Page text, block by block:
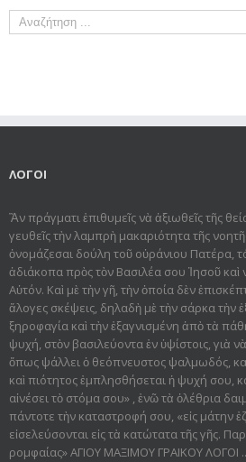
ΛΟΓΟΙ
Ἂν πράγματι ἐπιθυμεῖς νὰ ἀξιωθεῖς τῆς
γευθεῖς τὴν λαμπρὴ μακαριότητα τῆς
ὀνομάζεσαι δούλη τοῦ οὐράνιου Πατέρα,
ἀδιάκοπα πρὸς τὸν Βασιλέα σου Ἰησοῦ καὶ
Αὐτόν. Καὶ μὲ τὴν γῆ, τὴν ὁποία δὲν
ἄλογες σκέψεις, δηλαδὴ μὲ τὴν σάρκα τὴν
ξηροφαγία καὶ τὴν ἐξαγνισμένη ἀπὸ τὰ
ψυχή, στὸν βασιλεύοντα ἐν ὑψίστοις, γιὰ
ὅπως ψάλλει ὁ θεόπνευστος ψαλμωδός,
καὶ πιότητος ἐμπλησθήσεται ἡ ψυχή σου,
αἰνέσει τὸ στόμα σου» , ἐνῶ τὰ ὀλέθρια
πάντοτε τὴν καταστροφή σου, «εἰς μάτην
εἰσελεύσονται εἰς τὰ κατώτατα τῆς γῆς.
ρομφαίας» ΑΓΙΟΥ ΜΑΞΙΜΟΥ ΓΡΑΙΚΟΥ ΛΟΓΟΙ